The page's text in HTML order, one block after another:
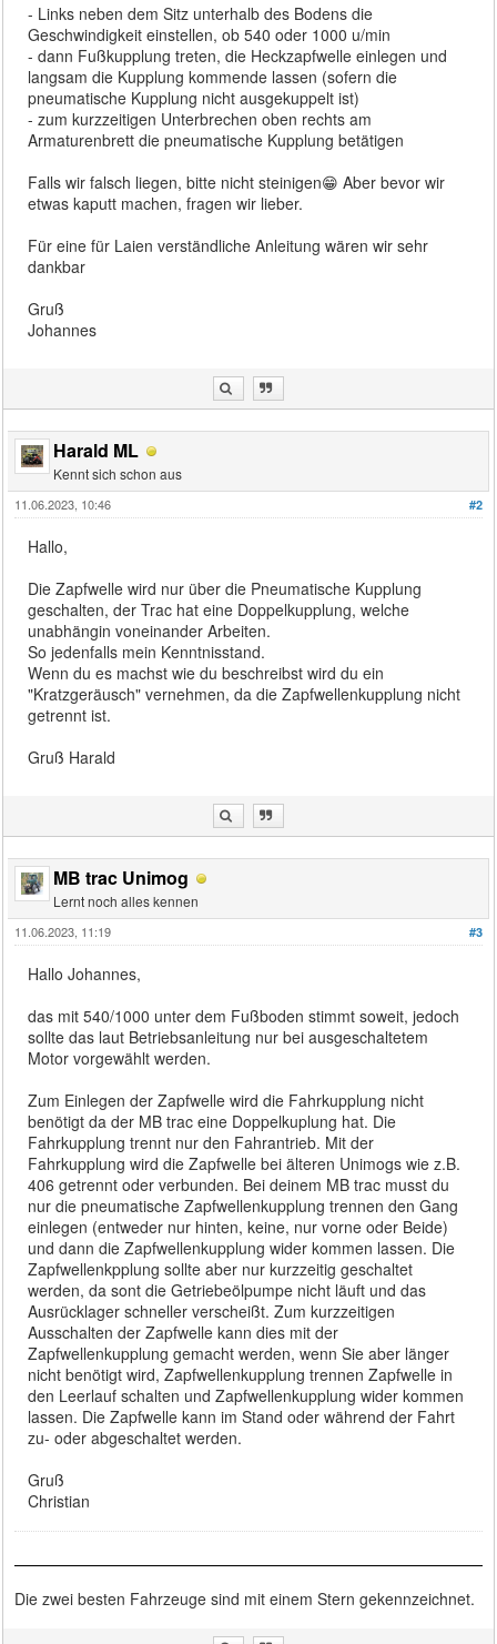
- Links neben dem Sitz unterhalb des Bodens die
Geschwindigkeit einstellen, ob 540 oder 1000 u/min
- dann Fußkupplung treten, die Heckzapfwelle einlegen und
langsam die Kupplung kommende lassen (sofern die
pneumatische Kupplung nicht ausgekuppelt ist)
- zum kurzzeitigen Unterbrechen oben rechts am
Armaturenbrett die pneumatische Kupplung betätigen
Falls wir falsch liegen, bitte nicht steinigen😁 Aber bevor wir
etwas kaputt machen, fragen wir lieber.
Für eine für Laien verständliche Anleitung wären wir sehr
dankbar
Gruß
Johannes
Harald ML
Kennt sich schon aus
#2
11.06.2023, 10:46
Hallo,
Die Zapfwelle wird nur über die Pneumatische Kupplung
geschalten, der Trac hat eine Doppelkupplung, welche
unabhängin voneinander Arbeiten.
So jedenfalls mein Kenntnisstand.
Wenn du es machst wie du beschreibst wird du ein
"Kratzgeräusch" vernehmen, da die Zapfwellenkupplung nicht
getrennt ist.
Gruß Harald
MB trac Unimog
Lernt noch alles kennen
#3
11.06.2023, 11:19
Hallo Johannes,
das mit 540/1000 unter dem Fußboden stimmt soweit, jedoch
sollte das laut Betriebsanleitung nur bei ausgeschaltetem
Motor vorgewählt werden.
Zum Einlegen der Zapfwelle wird die Fahrkupplung nicht
benötigt da der MB trac eine Doppelkuplung hat. Die
Fahrkupplung trennt nur den Fahrantrieb. Mit der
Fahrkupplung wird die Zapfwelle bei älteren Unimogs wie z.B.
406 getrennt oder verbunden. Bei deinem MB trac musst du
nur die pneumatische Zapfwellenkupplung trennen den Gang
einlegen (entweder nur hinten, keine, nur vorne oder Beide)
und dann die Zapfwellenkupplung wider kommen lassen. Die
Zapfwellenkpplung sollte aber nur kurzzeitig geschaltet
werden, da sont die Getriebeölpumpe nicht läuft und das
Ausrücklager schneller verscheißt. Zum kurzzeitigen
Ausschalten der Zapfwelle kann dies mit der
Zapfwellenkupplung gemacht werden, wenn Sie aber länger
nicht benötigt wird, Zapfwellenkupplung trennen Zapfwelle in
den Leerlauf schalten und Zapfwellenkupplung wider kommen
lassen. Die Zapfwelle kann im Stand oder während der Fahrt
zu- oder abgeschaltet werden.
Gruß
Christian
Die zwei besten Fahrzeuge sind mit einem Stern gekennzeichnet.